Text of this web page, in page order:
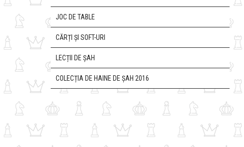
JOC DE TABLE
CĂRȚI ȘI SOFT-URI
LECȚII DE ȘAH
COLECȚIA DE HAINE DE ȘAH 2016